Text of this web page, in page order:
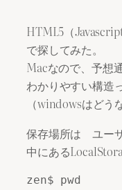
HTML5（
で探してみた。
Macなので、予想
わかりやすい構造
（windowsはどう
保存場所は ユー
中にある
zen$ pwd